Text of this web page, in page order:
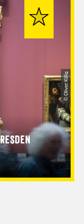
© Oliver Killig